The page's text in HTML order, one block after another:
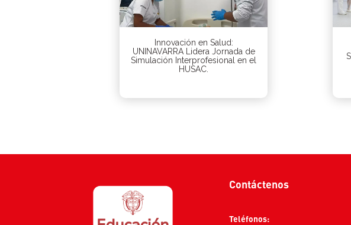
Innovación en Salud:
UNINAVARRA Lidera Jornada de
Simulación Interprofesional en el
HUSAC.
Contáctenos
Teléfonos: